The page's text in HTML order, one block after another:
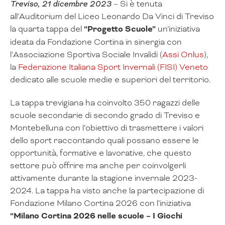
Treviso, 21 dicembre 2023 – Si è tenuta
all’Auditorium del Liceo Leonardo Da Vinci di Treviso
la quarta tappa del“Progetto Scuole” un’iniziativa
ideata da Fondazione Cortina in sinergia con
l’Associazione Sportiva Sociale Invalidi (Assi Onlus),
la Federazione Italiana Sport Invernali (FISI) Veneto
dedicato alle scuole medie e superiori del territorio.
La tappa trevigiana ha coinvolto 350 ragazzi delle
scuole secondarie di secondo grado di Treviso e
Montebelluna con l’obiettivo di trasmettere i valori
dello sport raccontando quali possano essere le
opportunità, formative e lavorative, che questo
settore può offrire ma anche per coinvolgerli
attivamente durante la stagione invernale 2023-
2024. La tappa ha visto anche la partecipazione di
Fondazione Milano Cortina 2026 con l’iniziativa
“Milano Cortina 2026 nelle scuole – I Giochi